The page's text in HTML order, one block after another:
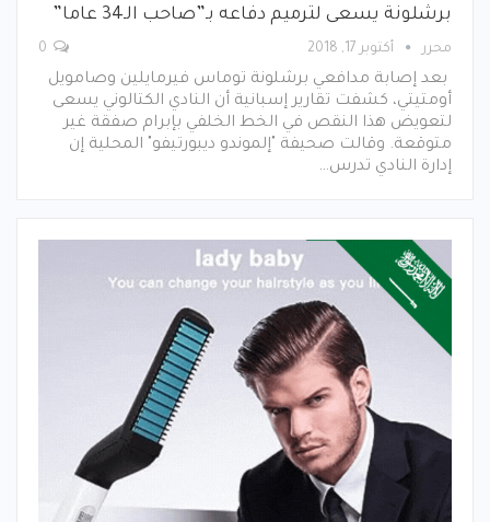
برشلونة يسعى لترميم دفاعه بـ”صاحب الـ34 عاما”
محرر أكتوبر 17, 2018
بعد إصابة مدافعي برشلونة توماس فيرمايلين وصامويل
أومتيتي، كشفت تقارير إسبانية أن النادي الكتالوني يسعى
لتعويض هذا النقص في الخط الخلفي بإبرام صفقة غير
متوقعة. وقالت صحيفة "إلموندو ديبورتيفو" المحلية إن
إدارة النادي تدرس…